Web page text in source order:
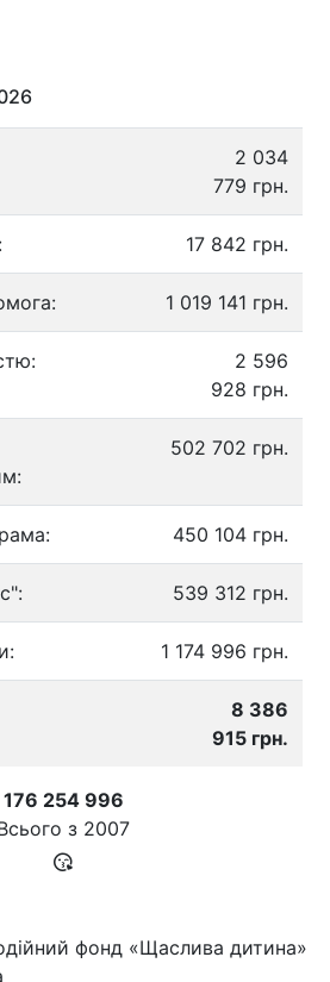
2 034
779 грн.
17 842 грн.
1 019 141 грн.
2 596
928 грн.
502 702 грн.
450 104 грн.
539 312 грн.
1 174 996 грн.
8 386
915 грн.
176 254 996
з 2007
фонд «Щаслива дитина»